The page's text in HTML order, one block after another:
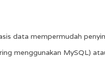
data mempermudah
menggunakan MySQL)